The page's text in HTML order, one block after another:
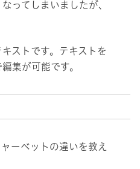
ってしまいましたが、
ストです。テキストを
集が可能です。
ーベットの違いを教え